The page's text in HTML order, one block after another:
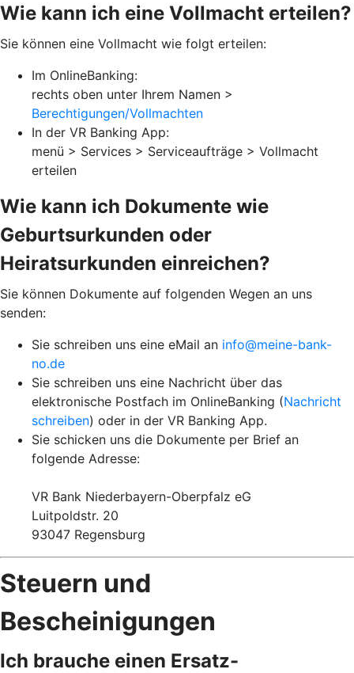
Wie kann ich eine Vollmacht erteilen?
Sie können eine Vollmacht wie folgt erteilen:
Im OnlineBanking:
rechts oben unter Ihrem Namen >
Berechtigungen/Vollmachten
In der VR Banking App:
menü > Services > Serviceaufträge > Vollmacht
erteilen
Wie kann ich Dokumente wie
Geburtsurkunden oder
Heiratsurkunden einreichen?
Sie können Dokumente auf folgenden Wegen an uns
senden:
Sie schreiben uns eine eMail an info@meine-bank-
no.de
Sie schreiben uns eine Nachricht über das
elektronische Postfach im OnlineBanking (Nachricht
schreiben) oder in der VR Banking App.
Sie schicken uns die Dokumente per Brief an
folgende Adresse:
VR Bank Niederbayern-Oberpfalz eG
Luitpoldstr. 20
93047 Regensburg
Steuern und
Bescheinigungen
Ich brauche einen Ersatz-